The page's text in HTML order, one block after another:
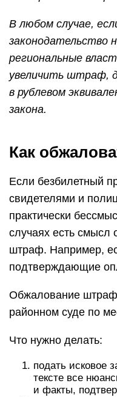
В любом случае,
законодательство
региональные
увеличить штраф,
в рублевом
закона.
Как
Если безбилетный
свидетелями и
практически
случаях есть смысл
штраф. Например,
подтверждающие
Обжалование
районном суде по
Что нужно делать:
подать исковое
тексте все
и факты,